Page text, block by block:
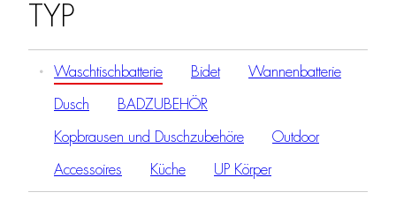
TYP
Waschtischbatterie Bidet Wannenbatterie
Dusch BADZUBEHÖR
Kopbrausen und Duschzubehöre Outdoor
Accessoires Küche UP Körper